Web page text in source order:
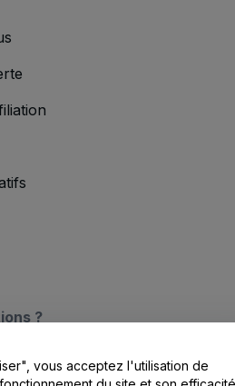
?
/ Nous contacter
vous acceptez l'utilisation de